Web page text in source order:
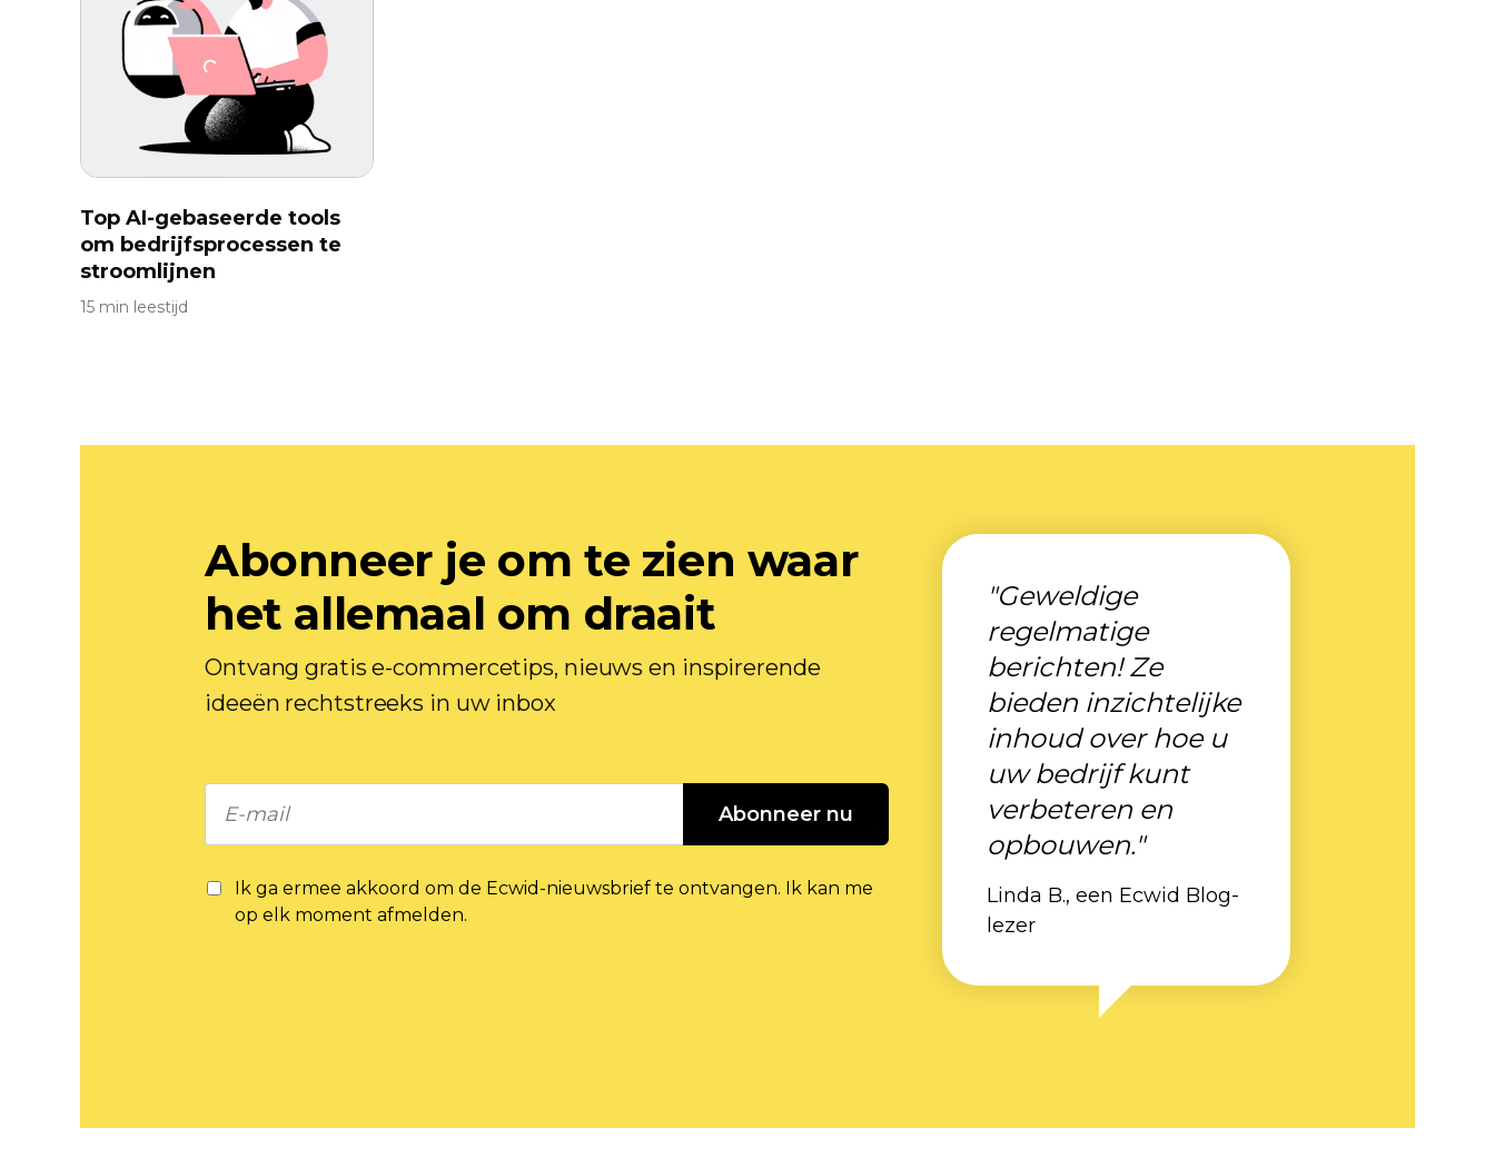
Top AI-gebaseerde tools
om bedrijfsprocessen te
stroomlijnen
15 min leestijd
Abonneer je om te zien waar
het allemaal om draait
Ontvang gratis e-commercetips, nieuws en inspirerende
ideeën rechtstreeks in uw inbox
Abonneer nu
Ik ga ermee akkoord om de Ecwid-nieuwsbrief te ontvangen. Ik kan me
op elk moment afmelden.
"Geweldige
regelmatige
berichten! Ze
bieden inzichtelijke
inhoud over hoe u
uw bedrijf kunt
verbeteren en
opbouwen."
Linda B., een Ecwid Blog-
lezer